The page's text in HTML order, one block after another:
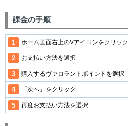
課金の手順
ホーム画面右上のVアイコンをクリック
お支払い方法を選択
購入するヴァロラントポイントを選択
「次へ」をクリック
再度お支払い方法を選択